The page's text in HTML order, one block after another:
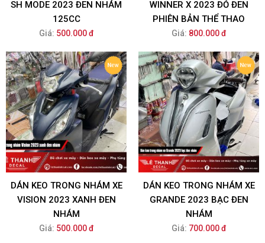
SH MODE 2023 ĐEN NHÁM
125CC
Giá: 500.000 đ
WINNER X 2023 ĐỎ ĐEN
PHIÊN BẢN THỂ THAO
Giá: 800.000 đ
DÁN KEO TRONG NHÁM XE
VISION 2023 XANH ĐEN
NHÁM
Giá: 500.000 đ
DÁN KEO TRONG NHÁM XE
GRANDE 2023 BẠC ĐEN
NHÁM
Giá: 700.000 đ